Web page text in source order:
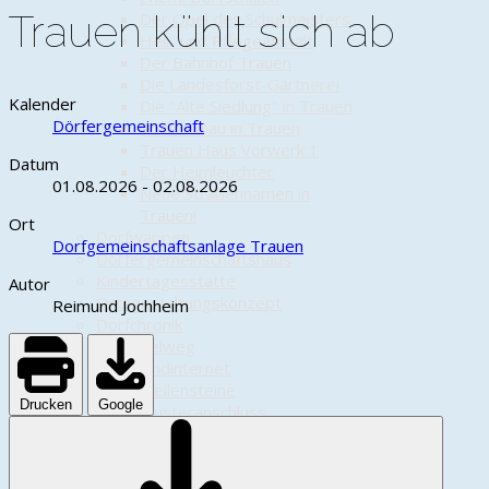
Der Opel des Schulmeisters
Heil- und Pflegeanstalt
Straßenbau in Trauen
Neue Straßennamen in
Dorfwappen
Dörfergemeinschaftshaus
Ortsgestaltungskonzept
Kartoffelweg
Breitbandinternet
Meilensteine
Musteranschluss
Info-Veranstaltung
Solarpark Trauen
Trauen kühlt sich ab
Kalender
Dörfergemeinschaft
Datum
01.08.2026 - 02.08.2026
Ort
Dorfgemeinschaftsanlage Trauen
Autor
Reimund Jochheim
Drucken Google